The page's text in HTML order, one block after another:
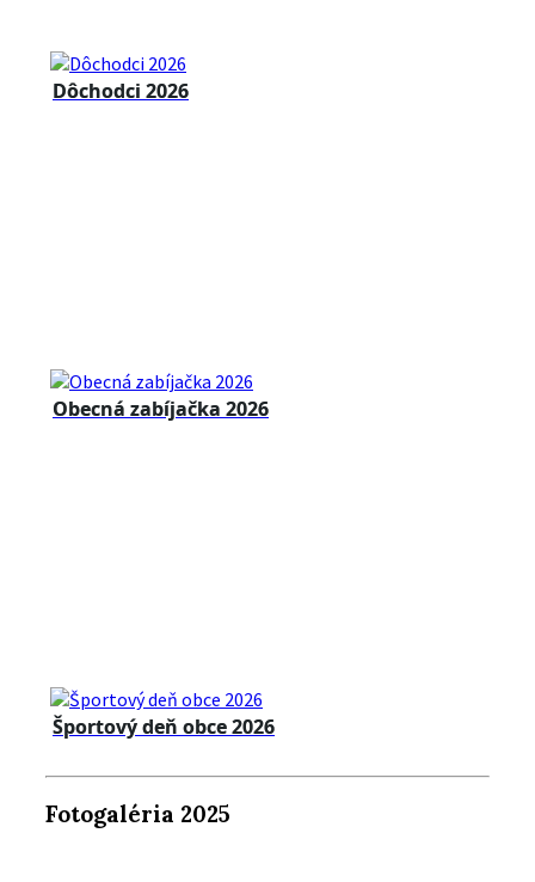
Dôchodci 2026
Obecná zabíjačka 2026
Športový deň obce 2026
Fotogaléria 2025